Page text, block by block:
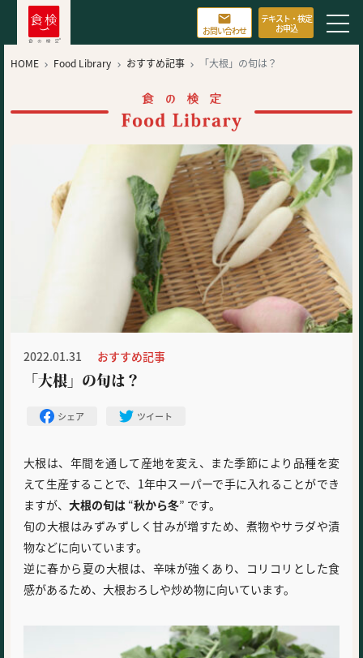

お問い合わせ
テキスト・検定
お申込
HOME  Food Library  おすすめ記事  「大根」の旬は？
2022.01.31 おすすめ記事
「大根」の旬は？
シェア ツイート
大根は、年間を通して産地を変え、また季節により品種を変
えて生産することで、1年中スーパーで手に入れることができ
ますが、 大根の旬は “秋から冬” です。
旬の大根はみずみずしく甘みが増すため、煮物やサラダや漬
物などに向いています。
逆に春から夏の大根は、辛味が強くあり、コリコリとした食
感があるため、大根おろしや炒め物に向いています。